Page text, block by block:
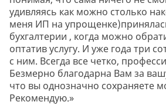
удивляясь как можно столько
меня ИП на
бухгалтерии , когда можно
оптатив услугу. И уже года три
с ним. Всегда все четко,
Безмерно благодарна Вам за
что вы однозначно сохраняете
Рекомендую.»